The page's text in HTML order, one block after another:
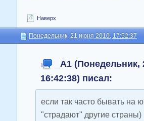
Наверх
Понедельник, 21 июня 2010, 17:52:37
_A1 (Понедельник,
16:42:38) писал:
если так часто бывать на
"страдают" другие